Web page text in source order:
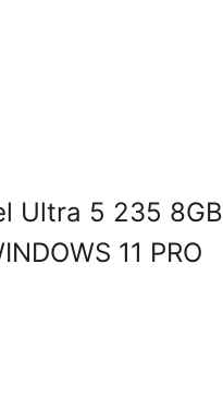
Ultra 5 235 8GB
11 PRO